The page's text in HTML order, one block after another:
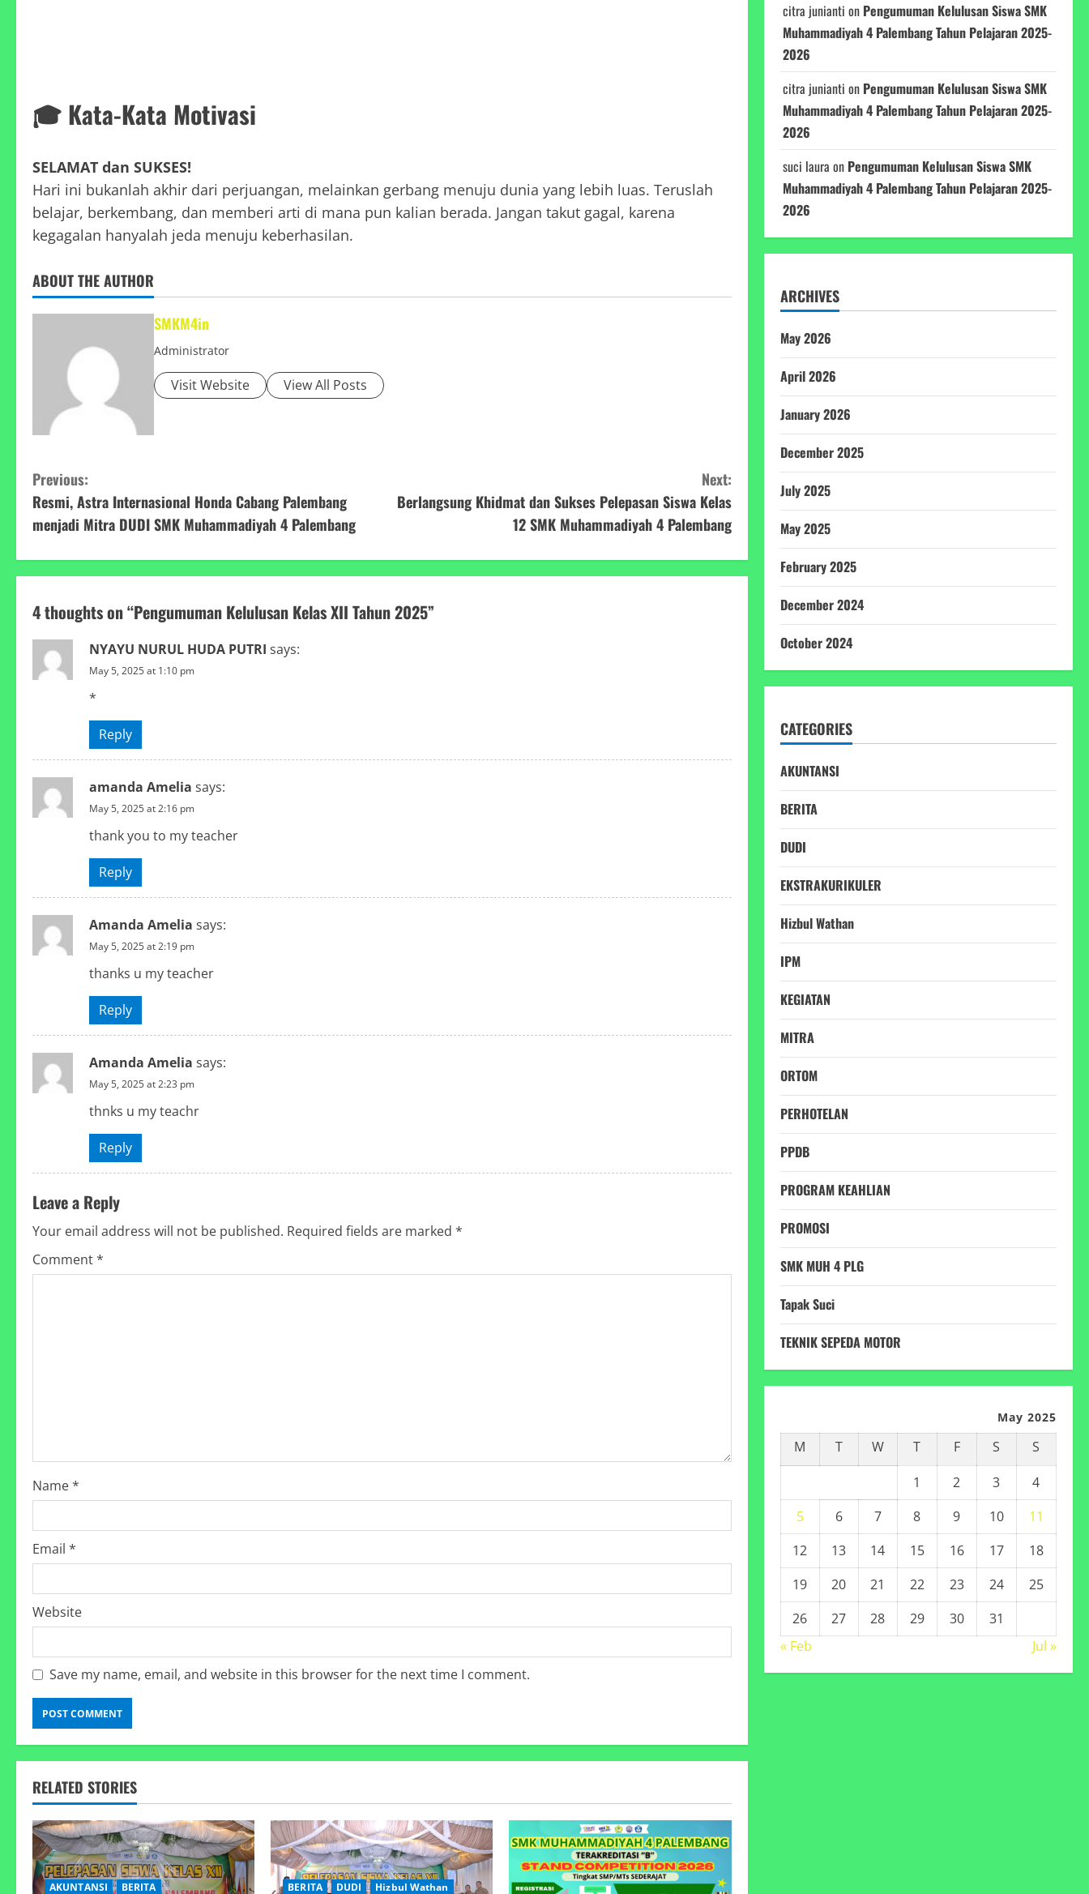
🎓 Kata-Kata Motivasi
SELAMAT dan SUKSES!
Hari ini bukanlah akhir dari perjuangan, melainkan gerbang menuju dunia yang lebih luas. Teruslah
belajar, berkembang, dan memberi arti di mana pun kalian berada. Jangan takut gagal, karena
kegagalan hanyalah jeda menuju keberhasilan.
ABOUT THE AUTHOR
SMKM4in
Administrator
Visit Website View All Posts
C
o
n
t
i
u
R
e
a
i
n
g
Previous:
Resmi, Astra Internasional Honda Cabang Palembang
menjadi Mitra DUDI SMK Muhammadiyah 4 Palembang
Next:
Berlangsung Khidmat dan Sukses Pelepasan Siswa Kelas
12 SMK Muhammadiyah 4 Palembang
4 thoughts on “Pengumuman Kelulusan Kelas XII Tahun 2025”
NYAYU NURUL HUDA PUTRI says:
May 5, 2025 at 1:10 pm
*
Reply
amanda Amelia says:
May 5, 2025 at 2:16 pm
thank you to my teacher
Reply
Amanda Amelia says:
May 5, 2025 at 2:19 pm
thanks u my teacher
Reply
Amanda Amelia says:
May 5, 2025 at 2:23 pm
thnks u my teachr
Reply
Leave a Reply
Your email address will not be published. Required fields are marked *
Comment*
Name*
Email *
Website
Save my name, email, and website in this browser for the next time I comment.
RELATED STORIES
AKUNTANSI BERITA BERITA DUDI Hizbul Wathan
citra junianti on Pengumuman Kelulusan Siswa SMK
Muhammadiyah 4 Palembang Tahun Pelajaran 2025-
2026
citra junianti on Pengumuman Kelulusan Siswa SMK
Muhammadiyah 4 Palembang Tahun Pelajaran 2025-
2026
suci laura on Pengumuman Kelulusan Siswa SMK
Muhammadiyah 4 Palembang Tahun Pelajaran 2025-
2026
ARCHIVES
May 2026
April 2026
January 2026
December 2025
July 2025
May 2025
February 2025
December 2024
October 2024
CATEGORIES
AKUNTANSI
BERITA
DUDI
EKSTRAKURIKULER
Hizbul Wathan
IPM
KEGIATAN
MITRA
ORTOM
PERHOTELAN
PPDB
PROGRAM KEAHLIAN
PROMOSI
SMK MUH 4 PLG
Tapak Suci
TEKNIK SEPEDA MOTOR
May 2025
M T W T F S
S
1
2 3
4
5
6 7 8 9 10
11
12
13 14 15 16 17
18
19
20 21 22 23 24
25
26
27 28 29 30
31
« Feb
Jul »